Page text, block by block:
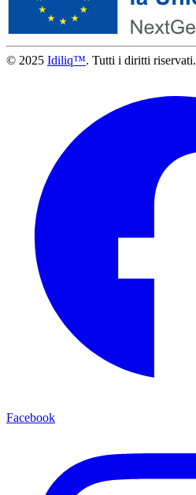
© 2025 Idiliq™. Tutti i diritti riservati.
Facebook